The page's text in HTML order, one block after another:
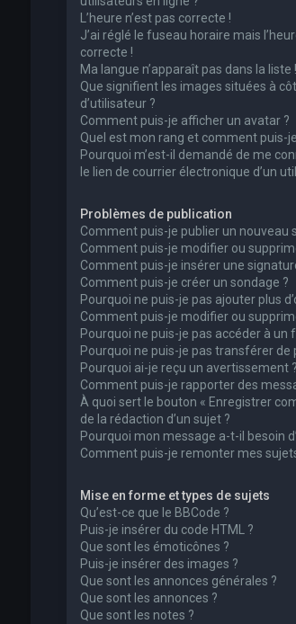
L’heure n’est pas correcte !
J’ai réglé le fuseau horaire mais
correcte !
Ma langue n’apparaît pas dans la liste !
Que signifient les images situées à
d’utilisateur ?
Comment puis-je afficher un avatar ?
Quel est mon rang et comment puis-
Pourquoi m’est-il demandé de me
le lien de courrier électronique d’un
Problèmes de publication
Comment puis-je publier un nouveau
Comment puis-je modifier ou
Comment puis-je insérer une
Comment puis-je créer un sondage ?
Pourquoi ne puis-je pas ajouter plus
Comment puis-je modifier ou
Pourquoi ne puis-je pas accéder à un
Pourquoi ne puis-je pas transférer de
Pourquoi ai-je reçu un avertissement ?
Comment puis-je rapporter des
À quoi sert le bouton « Enregistrer
de la rédaction d’un sujet ?
Pourquoi mon message a-t-il besoin
Comment puis-je remonter mes
Mise en forme et types de sujets
Qu’est-ce que le BBCode ?
Puis-je insérer du code HTML ?
Que sont les émoticônes ?
Puis-je insérer des images ?
Que sont les annonces générales ?
Que sont les annonces ?
Que sont les notes ?